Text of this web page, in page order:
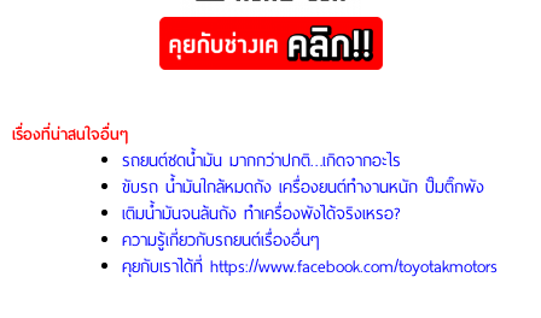
เรื่องที่น่าสนใจอื่นๆ
รถยนต์ซดน้ำมัน มากกว่าปกติ…เกิดจากอะไร
ขับรถ น้ำมันใกล้หมดถัง เครื่องยนต์ทำงานหนัก ปั๊มติ๊กพัง
เติมน้ำมันจนล้นถัง ทำเครื่องพังได้จริงเหรอ?
ความรู้เกี่ยวกับรถยนต์เรื่องอื่นๆ
คุยกับเราได้ที่ https://www.facebook.com/toyotakmotors